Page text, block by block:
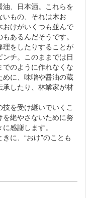
、日本酒。これらを
もの、それは木お
けがいくつも並んで
あるんだそうです。
をしたりすることが
チ。このままでは日
のように作れなくな
に、味噌や醤油の蔵
したり、林業家が材
を受け継いでいくこ
絶やさないために努
感謝します。
に、“おけ”のことも